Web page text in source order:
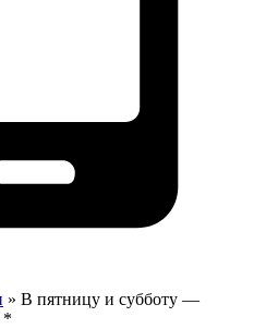
» В пятницу и субботу —
*